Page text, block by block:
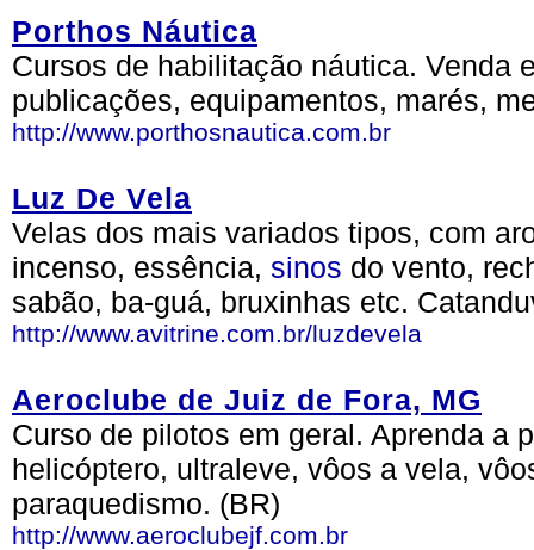
Porthos Náutica
Cursos de habilitação náutica. Venda
publicações, equipamentos, marés,
http://www.porthosnautica.com.br
Luz De Vela
Velas dos mais variados tipos, com
incenso, essência, sinos do vento,
sabão, ba-guá, bruxinhas etc.
http://www.avitrine.com.br/luzdevela
Aeroclube de Juiz de Fora, MG
Curso de pilotos em geral. Aprenda a
helicóptero, ultraleve, vôos a vela,
paraquedismo. (BR)
http://www.aeroclubejf.com.br